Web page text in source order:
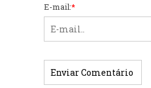
E-mail:*